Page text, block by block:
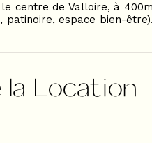
le centre de Valloire, à
patinoire, espace bien-
Location